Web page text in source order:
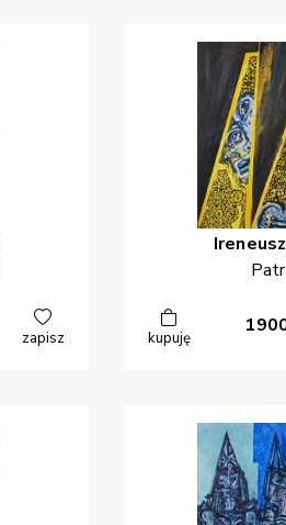
zapisz
Ireneusz
kupuję